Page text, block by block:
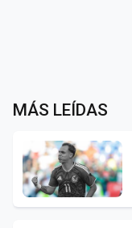
MÁS LEÍDAS